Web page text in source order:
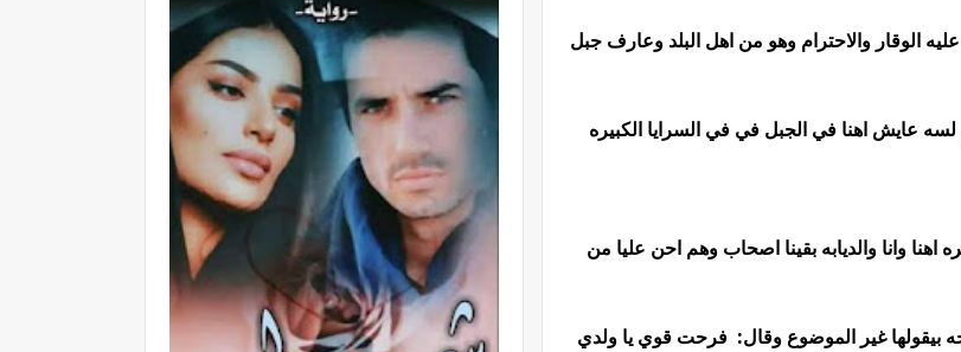
الوقار والاحترام وهو من اهل البلد وعارف جبل
عايش اهنا في الجبل في في السرايا الكبيره
وانا والديابه بقينا اصحاب وهم احن عليا من
غير الموضوع وقال: فرحت قوي يا ولدي